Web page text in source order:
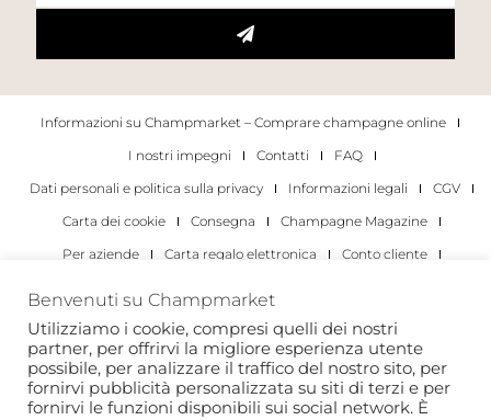
Informazioni su Champmarket – Comprare champagne online
I nostri impegni
Contatti
FAQ
Dati personali e politica sulla privacy
Informazioni legali
CGV
Carta dei cookie
Consegna
Champagne Magazine
Per aziende
Carta regalo elettronica
Conto cliente
Per gli individui
Per le aziende
Copyright 2022 © tutti i diritti riservati. Champmarket.
Benvenuti su Champmarket
Utilizziamo i cookie, compresi quelli dei nostri
partner, per offrirvi la migliore esperienza utente
possibile, per analizzare il traffico del nostro sito, per
fornirvi pubblicità personalizzata su siti di terzi e per
fornirvi le funzioni disponibili sui social network. È